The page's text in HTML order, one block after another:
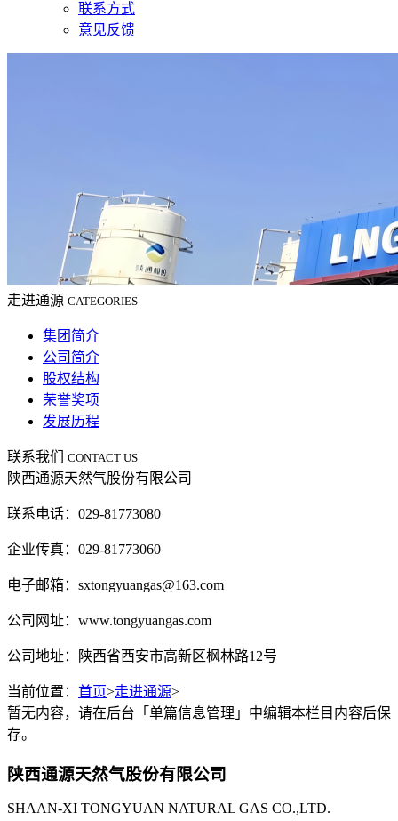
联系方式
意见反馈
走进通源 CATEGORIES
集团简介
公司简介
股权结构
荣誉奖项
发展历程
联系我们 CONTACT US
陕西通源天然气股份有限公司
联系电话：029-81773080
企业传真：029-81773060
电子邮箱：sxtongyuangas@163.com
公司网址：www.tongyuangas.com
公司地址：陕西省西安市高新区枫林路12号
当前位置： 首页>走进通源>
暂无内容，请在后台「单篇信息管理」中编辑本栏目内容后保
存。
陕西通源天然气股份有限公司
SHAAN-XI TONGYUAN NATURAL GAS CO.,LTD.